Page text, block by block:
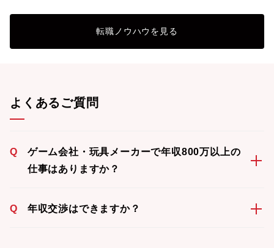
転職ノウハウを見る
よくあるご質問
Q
ゲーム会社・玩具メーカーで年収800万以上の
仕事はありますか？
Q 年収交渉はできますか？